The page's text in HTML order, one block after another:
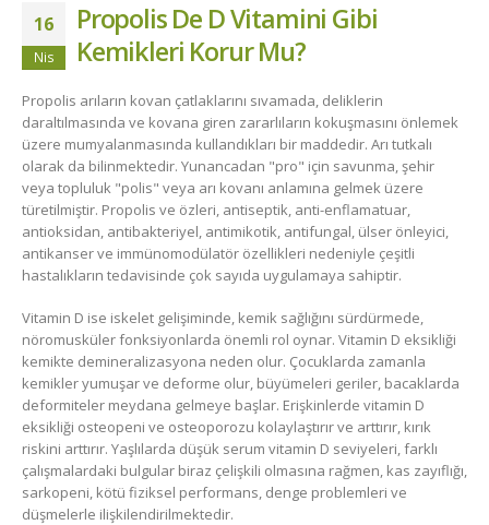
16
Nis
Propolis De D Vitamini Gibi
Kemikleri Korur Mu?
Propolis arıların kovan çatlaklarını sıvamada, deliklerin
daraltılmasında ve kovana giren zararlıların kokuşmasını önlemek
üzere mumyalanmasında kullandıkları bir maddedir. Arı tutkalı
olarak da bilinmektedir. Yunancadan "pro" için savunma, şehir
veya topluluk "polis" veya arı kovanı anlamına gelmek üzere
türetilmiştir. Propolis ve özleri, antiseptik, anti-enflamatuar,
antioksidan, antibakteriyel, antimikotik, antifungal, ülser önleyici,
antikanser ve immünomodülatör özellikleri nedeniyle çeşitli
hastalıkların tedavisinde çok sayıda uygulamaya sahiptir.
Vitamin D ise iskelet gelişiminde, kemik sağlığını sürdürmede,
nöromusküler fonksiyonlarda önemli rol oynar. Vitamin D eksikliği
kemikte demineralizasyona neden olur. Çocuklarda zamanla
kemikler yumuşar ve deforme olur, büyümeleri geriler, bacaklarda
deformiteler meydana gelmeye başlar. Erişkinlerde vitamin D
eksikliği osteopeni ve osteoporozu kolaylaştırır ve arttırır, kırık
riskini arttırır. Yaşlılarda düşük serum vitamin D seviyeleri, farklı
çalışmalardaki bulgular biraz çelişkili olmasına rağmen, kas zayıflığı,
sarkopeni, kötü fiziksel performans, denge problemleri ve
düşmelerle ilişkilendirilmektedir.